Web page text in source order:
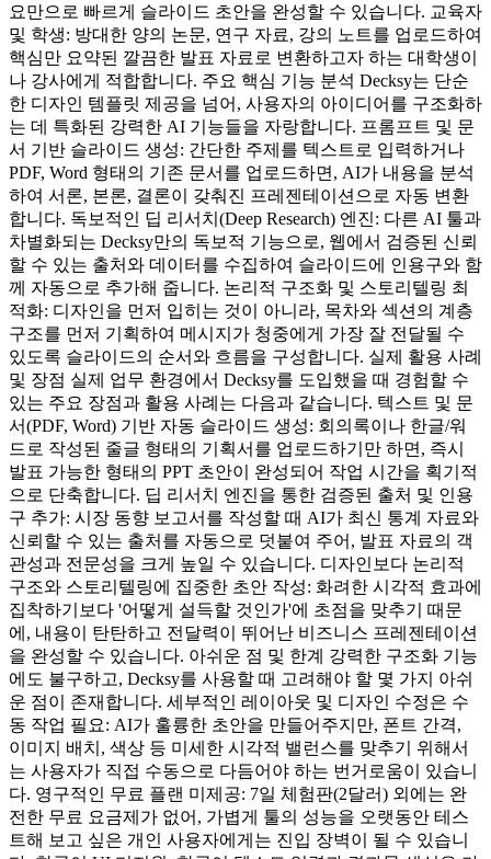
요만으로 빠르게 슬라이드 초안을 완성할 수 있습니다. 교육자
및 학생: 방대한 양의 논문, 연구 자료, 강의 노트를 업로드하여
핵심만 요약된 깔끔한 발표 자료로 변환하고자 하는 대학생이
나 강사에게 적합합니다. 주요 핵심 기능 분석 Decksy는 단순
한 디자인 템플릿 제공을 넘어, 사용자의 아이디어를 구조화하
는 데 특화된 강력한 AI 기능들을 자랑합니다. 프롬프트 및 문
서 기반 슬라이드 생성: 간단한 주제를 텍스트로 입력하거나
PDF, Word 형태의 기존 문서를 업로드하면, AI가 내용을 분석
하여 서론, 본론, 결론이 갖춰진 프레젠테이션으로 자동 변환
합니다. 독보적인 딥 리서치(Deep Research) 엔진: 다른 AI 툴과
차별화되는 Decksy만의 독보적 기능으로, 웹에서 검증된 신뢰
할 수 있는 출처와 데이터를 수집하여 슬라이드에 인용구와 함
께 자동으로 추가해 줍니다. 논리적 구조화 및 스토리텔링 최
적화: 디자인을 먼저 입히는 것이 아니라, 목차와 섹션의 계층
구조를 먼저 기획하여 메시지가 청중에게 가장 잘 전달될 수
있도록 슬라이드의 순서와 흐름을 구성합니다. 실제 활용 사례
및 장점 실제 업무 환경에서 Decksy를 도입했을 때 경험할 수
있는 주요 장점과 활용 사례는 다음과 같습니다. 텍스트 및 문
서(PDF, Word) 기반 자동 슬라이드 생성: 회의록이나 한글/워
드로 작성된 줄글 형태의 기획서를 업로드하기만 하면, 즉시
발표 가능한 형태의 PPT 초안이 완성되어 작업 시간을 획기적
으로 단축합니다. 딥 리서치 엔진을 통한 검증된 출처 및 인용
구 추가: 시장 동향 보고서를 작성할 때 AI가 최신 통계 자료와
신뢰할 수 있는 출처를 자동으로 덧붙여 주어, 발표 자료의 객
관성과 전문성을 크게 높일 수 있습니다. 디자인보다 논리적
구조와 스토리텔링에 집중한 초안 작성: 화려한 시각적 효과에
집착하기보다 '어떻게 설득할 것인가'에 초점을 맞추기 때문
에, 내용이 탄탄하고 전달력이 뛰어난 비즈니스 프레젠테이션
을 완성할 수 있습니다. 아쉬운 점 및 한계 강력한 구조화 기능
에도 불구하고, Decksy를 사용할 때 고려해야 할 몇 가지 아쉬
운 점이 존재합니다. 세부적인 레이아웃 및 디자인 수정은 수
동 작업 필요: AI가 훌륭한 초안을 만들어주지만, 폰트 간격,
이미지 배치, 색상 등 미세한 시각적 밸런스를 맞추기 위해서
는 사용자가 직접 수동으로 다듬어야 하는 번거로움이 있습니
다. 영구적인 무료 플랜 미제공: 7일 체험판(2달러) 외에는 완
전한 무료 요금제가 없어, 가볍게 툴의 성능을 오랫동안 테스
트해 보고 싶은 개인 사용자에게는 진입 장벽이 될 수 있습니